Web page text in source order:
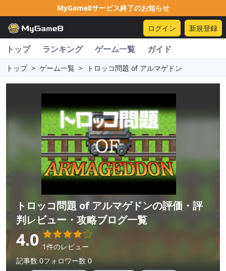
MyGame8サービス終了のお知らせ
ログイン 新規登録
トップ ランキング ゲーム一覧 ガイド
トップ > ゲーム一覧 > トロッコ問題 of アルマゲドン
トロッコ問題 of アルマゲドンの評価・評
判レビュー・攻略ブログ一覧
4.0 1件のレビュー
記事数 0フォロワー数 0